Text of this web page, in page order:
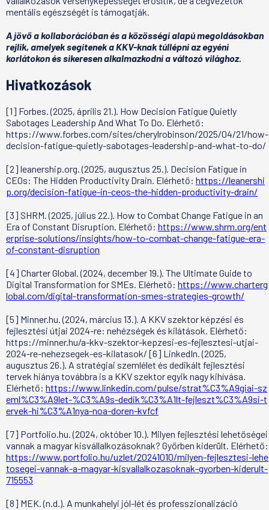
mentális egészségét is támogatják.
A jövő a kollaborációban és a közösségi alapú megoldásokban
rejlik, amelyek segítenek a KKV-knak túllépni az egyéni
korlátokon és sikeresen alkalmazkodni a változó világhoz.
Hivatkozások
[1] Forbes. (2025, április 21.). How Decision Fatigue Quietly
Sabotages Leadership And What To Do. Elérhető:
https://www.forbes.com/sites/cherylrobinson/2025/04/21/how-
decision-fatigue-quietly-sabotages-leadership-and-what-to-do/
[2] leanership.org. (2025, augusztus 25.). Decision Fatigue in
CEOs: The Hidden Productivity Drain. Elérhető: https://leanershi
p.org/decision-fatigue-in-ceos-the-hidden-productivity-drain/
[3] SHRM. (2025, július 22.). How to Combat Change Fatigue in an
Era of Constant Disruption. Elérhető: https://www.shrm.org/ent
erprise-solutions/insights/how-to-combat-change-fatigue-era-
of-constant-disruption
[4] Charter Global. (2024, december 19.). The Ultimate Guide to
Digital Transformation for SMEs. Elérhető: https://www.charterg
lobal.com/digital-transformation-smes-strategies-growth/
[5] Minner.hu. (2024, március 13.). A KKV szektor képzési és
fejlesztési útjai 2024-re: nehézségek és kilátások. Elérhető:
https://minner.hu/a-kkv-szektor-kepzesi-es-fejlesztesi-utjai-
2024-re-nehezsegek-es-kilatasok/ [6] LinkedIn. (2025,
augusztus 26.). A stratégiai szemlélet és dedikált fejlesztési
tervek hiánya továbbra is a KKV szektor egyik nagy kihívása.
Elérhető: https://www.linkedin.com/pulse/strat%C3%A9giai-sz
eml%C3%A9let-%C3%A9s-dedik%C3%A1lt-fejleszt%C3%A9si-t
ervek-hi%C3%A1nya-noa-doren-kvfcf
[7] Portfolio.hu. (2024, október 10.). Milyen fejlesztési lehetőségei
vannak a magyar kisvállalkozásoknak? Győrben kiderült. Elérhető:
https://www.portfolio.hu/uzlet/20241010/milyen-fejlesztesi-lehe
tosegei-vannak-a-magyar-kisvallalkozasoknak-gyorben-kiderult-
715553
[8] MEK. (n.d.). A munkahelyi jól-lét és professzionalizáció